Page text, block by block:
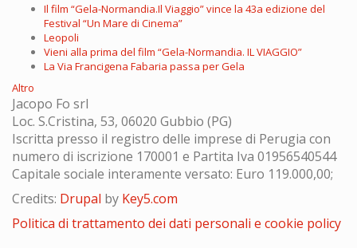
Il film “Gela-Normandia.Il Viaggio” vince la 43a edizione del
Festival “Un Mare di Cinema”
Leopoli
Vieni alla prima del film “Gela-Normandia. IL VIAGGIO”
La Via Francigena Fabaria passa per Gela
Altro
Jacopo Fo srl
Loc. S.Cristina, 53, 06020 Gubbio (PG)
Iscritta presso il registro delle imprese di Perugia con
numero di iscrizione 170001 e Partita Iva 01956540544
Capitale sociale interamente versato: Euro 119.000,00;
Credits: Drupal by Key5.com
Politica di trattamento dei dati personali e cookie policy